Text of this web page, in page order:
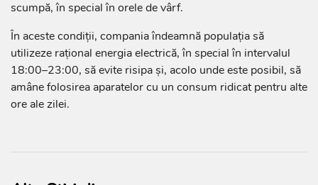
scumpă, în special în orele de vârf.
În aceste condiții, compania îndeamnă populația să
utilizeze rațional energia electrică, în special în intervalul
18:00–23:00, să evite risipa și, acolo unde este posibil, să
amâne folosirea aparatelor cu un consum ridicat pentru alte
ore ale zilei.